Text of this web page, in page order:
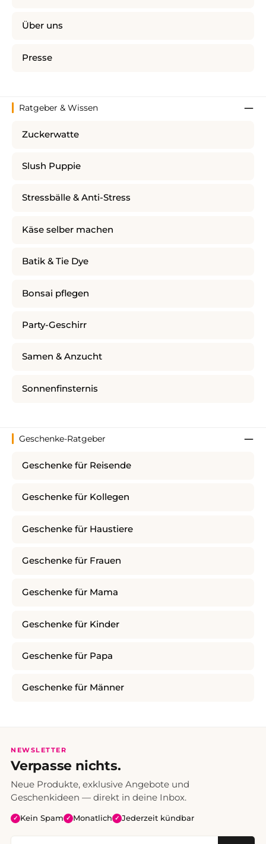
Über uns
Presse
Ratgeber & Wissen
Zuckerwatte
Slush Puppie
Stressbälle & Anti-Stress
Käse selber machen
Batik & Tie Dye
Bonsai pflegen
Party-Geschirr
Samen & Anzucht
Sonnenfinsternis
Geschenke-Ratgeber
Geschenke für Reisende
Geschenke für Kollegen
Geschenke für Haustiere
Geschenke für Frauen
Geschenke für Mama
Geschenke für Kinder
Geschenke für Papa
Geschenke für Männer
NEWSLETTER
Verpasse nichts.
Neue Produkte, exklusive Angebote und
Geschenkideen — direkt in deine Inbox.
✓ Kein Spam ✓ Monatlich ✓ Jederzeit kündbar